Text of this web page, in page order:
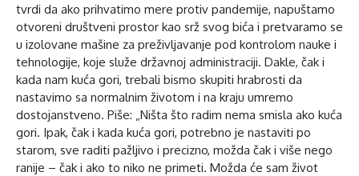
tvrdi da ako prihvatimo mere protiv pandemije, napuštamo
otvoreni društveni prostor kao srž svog bića i pretvaramo se
u izolovane mašine za preživljavanje pod kontrolom nauke i
tehnologije, koje služe državnoj administraciji. Dakle, čak i
kada nam kuća gori, trebali bismo skupiti hrabrosti da
nastavimo sa normalnim životom i na kraju umremo
dostojanstveno. Piše: „Ništa što radim nema smisla ako kuća
gori. Ipak, čak i kada kuća gori, potrebno je nastaviti po
starom, sve raditi pažljivo i precizno, možda čak i više nego
ranije – čak i ako to niko ne primeti. Možda će sam život